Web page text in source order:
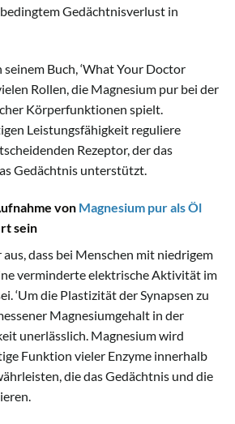
Gedächtnisverlust in
Buch, ‘What Your Doctor
Rollen, die Magnesium pur bei der
Körperfunktionen spielt.
Leistungsfähigkeit reguliere
Rezeptor, der das
Gedächtnis unterstützt.
von Magnesium pur als Öl
sein
dass bei Menschen mit niedrigem
verminderte elektrische Aktivität im
‘Um die Plastizität der Synapsen zu
Magnesiumgehalt in der
unerlässlich. Magnesium wird
Funktion vieler Enzyme innerhalb
die das Gedächtnis und die